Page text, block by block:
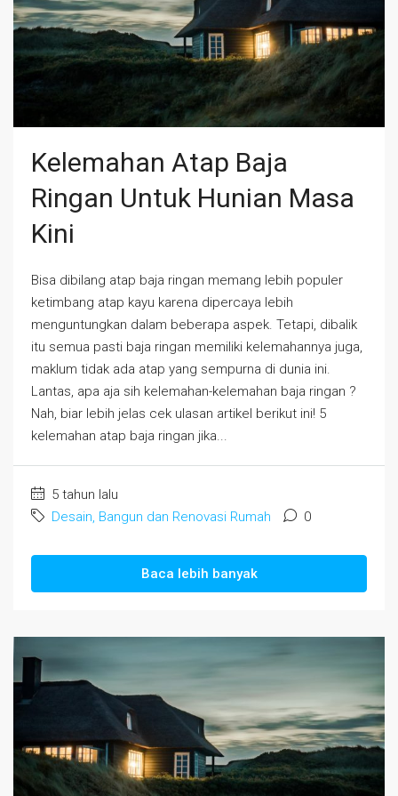
Kelemahan Atap Baja
Ringan Untuk Hunian Masa
Kini
Bisa dibilang atap baja ringan memang lebih populer
ketimbang atap kayu karena dipercaya lebih
menguntungkan dalam beberapa aspek. Tetapi, dibalik
itu semua pasti baja ringan memiliki kelemahannya juga,
maklum tidak ada atap yang sempurna di dunia ini.
Lantas, apa aja sih kelemahan-kelemahan baja ringan ?
Nah, biar lebih jelas cek ulasan artikel berikut ini! 5
kelemahan atap baja ringan jika...
5 tahun lalu
Desain, Bangun dan Renovasi Rumah
0
Baca lebih banyak